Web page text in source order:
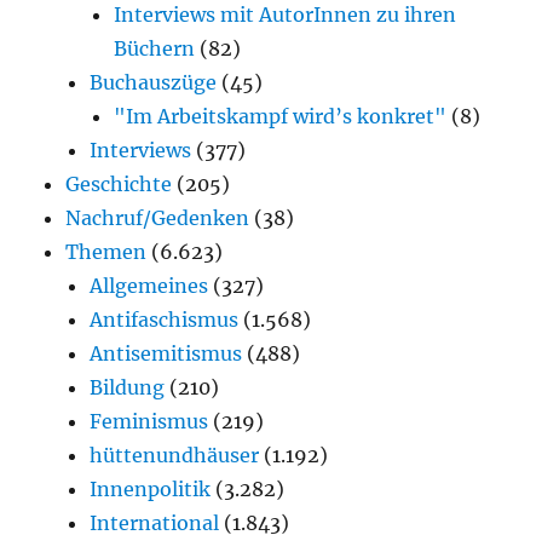
Interviews mit AutorInnen zu ihren
Büchern (82)
Buchauszüge (45)
"Im Arbeitskampf wird’s konkret" (8)
Interviews (377)
Geschichte (205)
Nachruf/Gedenken (38)
Themen (6.623)
Allgemeines (327)
Antifaschismus (1.568)
Antisemitismus (488)
Bildung (210)
Feminismus (219)
hüttenundhäuser (1.192)
Innenpolitik (3.282)
International (1.843)